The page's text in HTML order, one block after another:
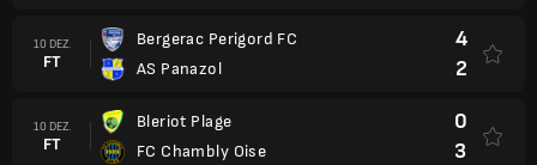
10 DEZ.
FT
Bergerac Perigord FC
AS Panazol
4
2
10 DEZ.
FT
Bleriot Plage
FC Chambly Oise
0
3